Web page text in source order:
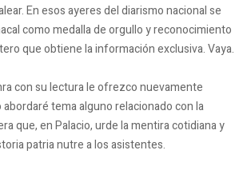
En esos ayeres del diarismo nacional se
como medalla de orgullo y reconocimiento
que obtiene la información exclusiva.Vaya.
con su lectura le ofrezco nuevamente
tema alguno relacionado con la
que, en Palacio, urde la mentira cotidiana y
patria nutre a los asistentes.